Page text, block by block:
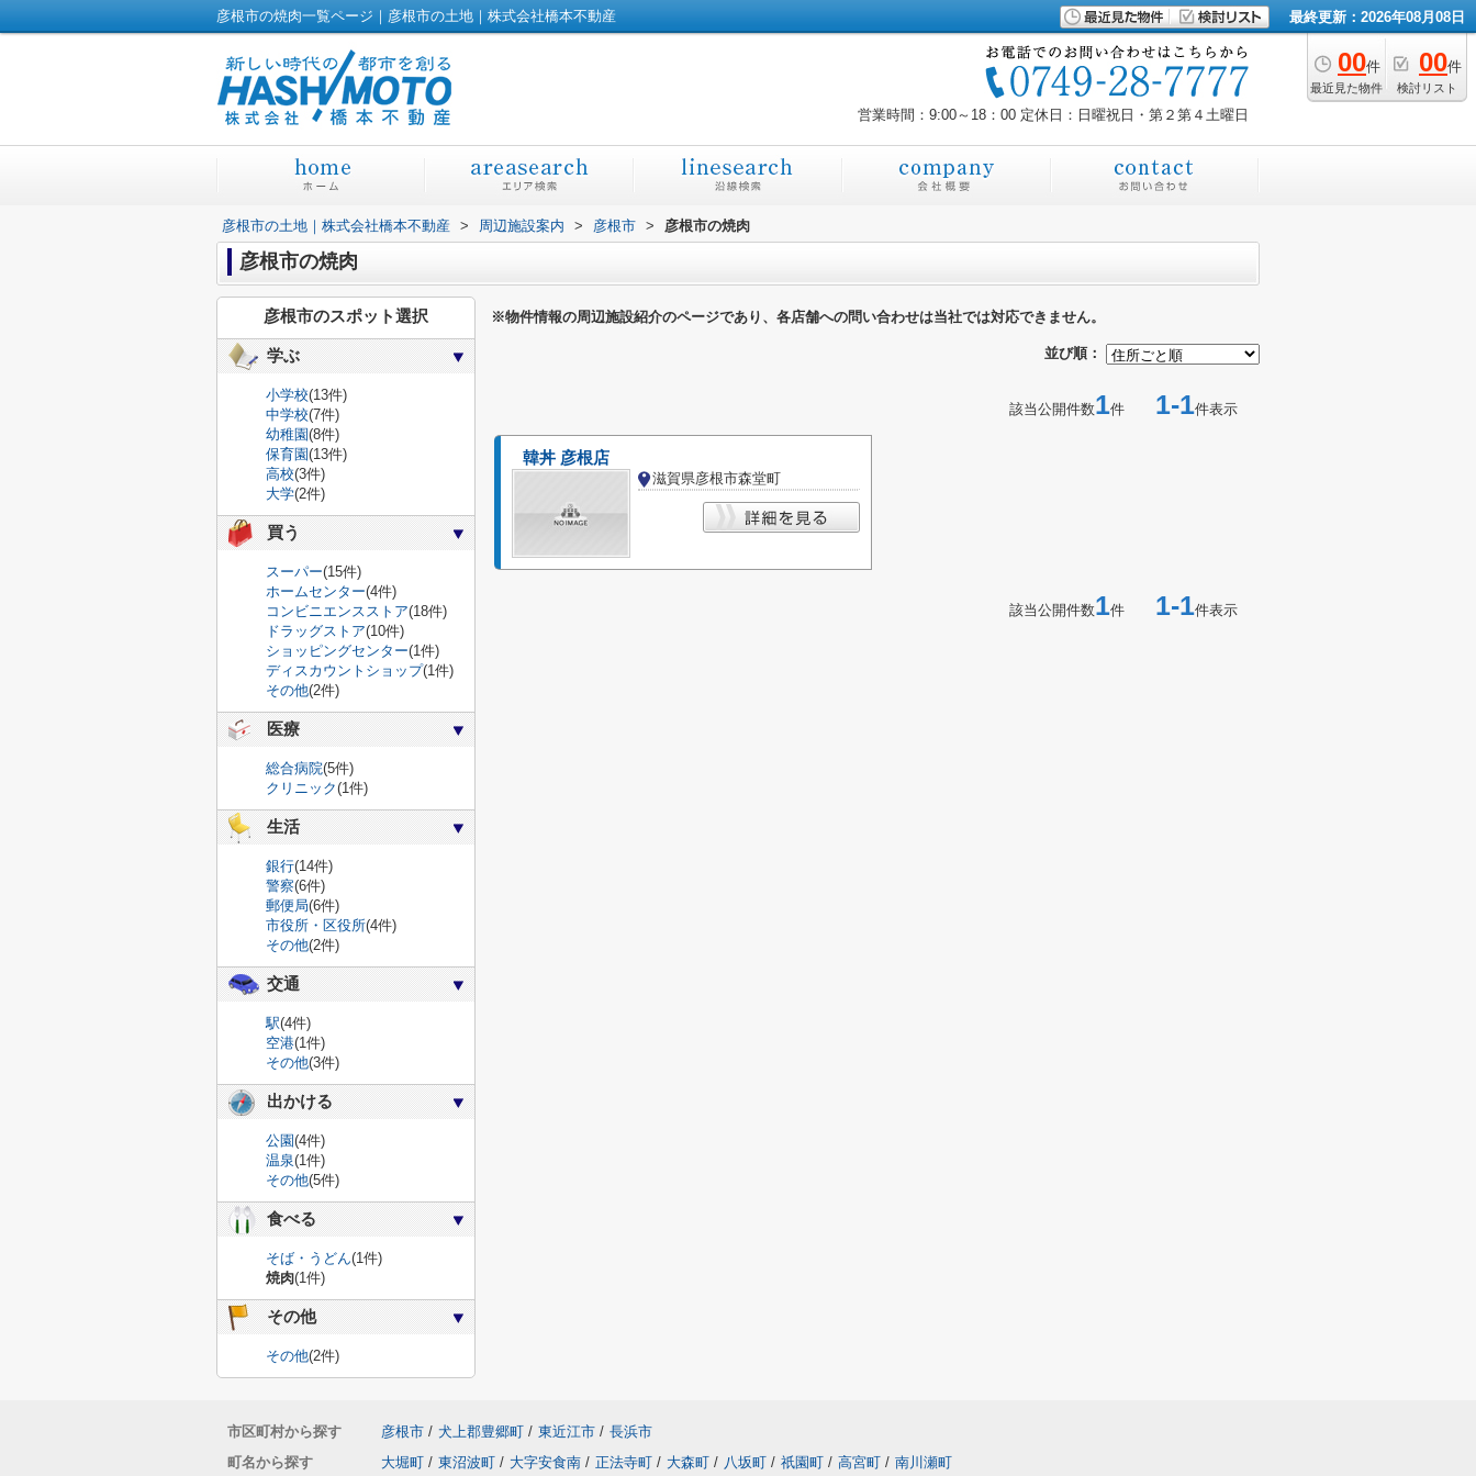
彦根市の焼肉一覧ページ｜彦根市の土地｜株式会社橋本不動産 最終更新：2026年08月08日
00件
最近見た物件
00件
検討リスト
営業時間：9:00～18：00 定休日：日曜祝日・第２第４土曜日
彦根市の土地｜株式会社橋本不動産 > 周辺施設案内 > 彦根市 > 彦根市の焼肉
彦根市の焼肉
※物件情報の周辺施設紹介のページであり、各店舗への問い合わせは当社では対応できません。
並び順：
該当公開件数1件 1-1件表示
韓丼 彦根店
滋賀県彦根市森堂町
該当公開件数1件 1-1件表示
彦根市のスポット選択
学ぶ
小学校(13件)
中学校(7件)
幼稚園(8件)
保育園(13件)
高校(3件)
大学(2件)
買う
スーパー(15件)
ホームセンター(4件)
コンビニエンスストア(18件)
ドラッグストア(10件)
ショッピングセンター(1件)
ディスカウントショップ(1件)
その他(2件)
医療
総合病院(5件)
クリニック(1件)
生活
銀行(14件)
警察(6件)
郵便局(6件)
市役所・区役所(4件)
その他(2件)
交通
駅(4件)
空港(1件)
その他(3件)
出かける
公園(4件)
温泉(1件)
その他(5件)
食べる
そば・うどん(1件)
焼肉(1件)
その他
その他(2件)
市区町村から探す 彦根市 / 犬上郡豊郷町 / 東近江市 / 長浜市
町名から探す
大堀町 / 東沼波町 / 大字安食南 / 正法寺町 / 大森町 / 八坂町 / 祇園町 / 高宮町 / 南川瀬町